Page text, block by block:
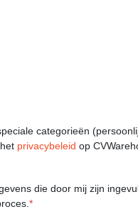
categorieën
privacybeleid op
die door mij zijn
*